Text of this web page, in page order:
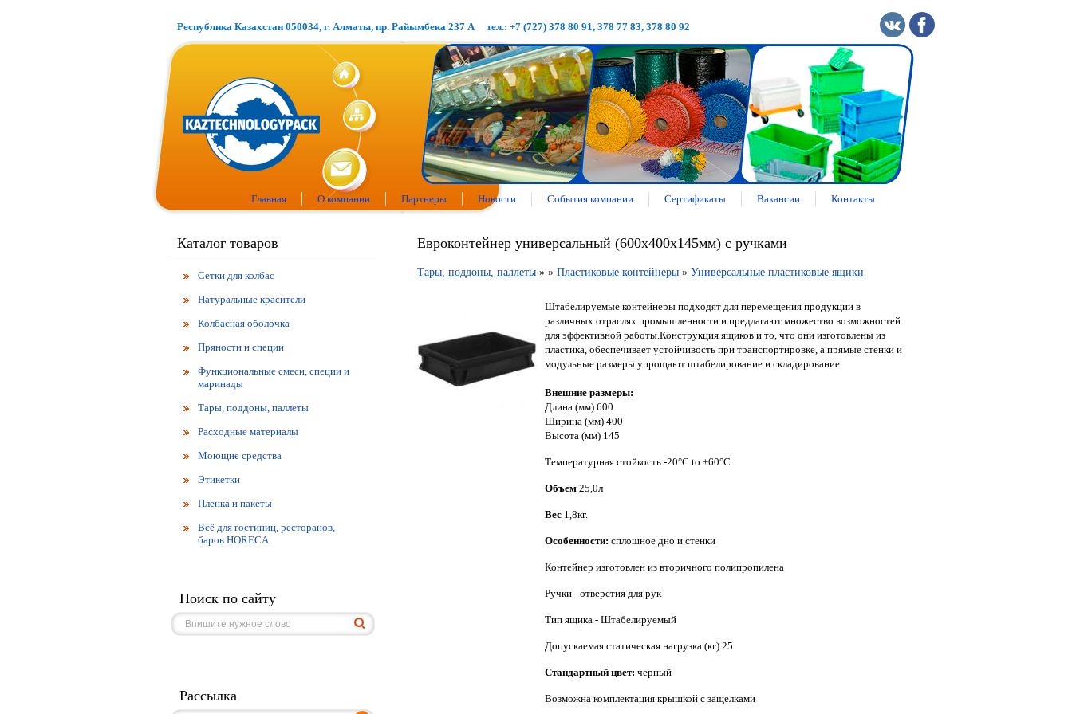
Республика Казахстан 050034, г. Алматы, пр. Райымбека 237 А тел.: +7 (727) 378 80 91, 378 77 83, 378 80 92
Главная О компании Партнеры Новости События компании Сертификаты Вакансии Контакты
Евроконтейнер универсальный (600х400х145мм) с ручками
Тары, поддоны, паллеты » » Пластиковые контейнеры » Универсальные пластиковые ящики
Штабелируемые контейнеры подходят для перемещения продукции в
различных отраслях промышленности и предлагают множество возможностей
для эффективной работы.Конструкция ящиков и то, что они изготовлены из
пластика, обеспечивает устойчивость при транспортировке, а прямые стенки и
модульные размеры упрощают штабелирование и складирование.
Внешние размеры:
Длина (мм) 600
Ширина (мм) 400
Высота (мм) 145
Температурная стойкость -20°C to +60°C
Объем 25,0л
Вес 1,8кг.
Особенности: сплошное дно и стенки
Контейнер изготовлен из вторичного полипропилена
Ручки - отверстия для рук
Тип ящика - Штабелируемый
Допускаемая статическая нагрузка (кг) 25
Стандартный цвет: черный
Возможна комплектация крышкой с защелками
Каталог товаров
Сетки для колбас
Натуральные красители
Колбасная оболочка
Пряности и специи
Функциональные смеси, специи и
маринады
Тары, поддоны, паллеты
Расходные материалы
Моющие средства
Этикетки
Пленка и пакеты
Всё для гостиниц, ресторанов,
баров HORECA
Поиск по сайту
Рассылка